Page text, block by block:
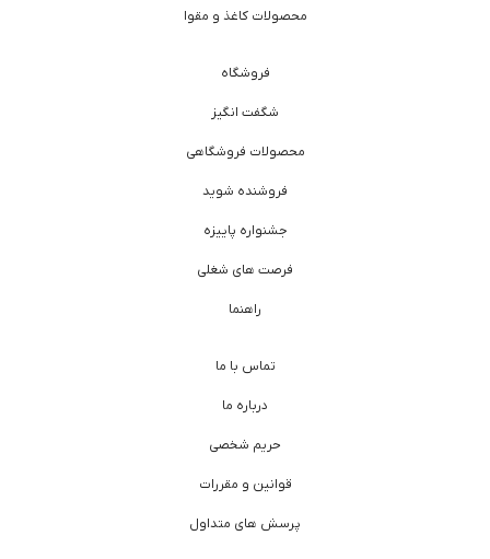
محصولات کاغذ و مقوا
فروشگاه
شگفت انگیز
محصولات فروشگاهی
فروشنده شوید
جشنواره پاییزه
فرصت های شغلی
راهنما
تماس با ما
درباره ما
حریم شخصی
قوانین و مقررات
پرسش های متداول